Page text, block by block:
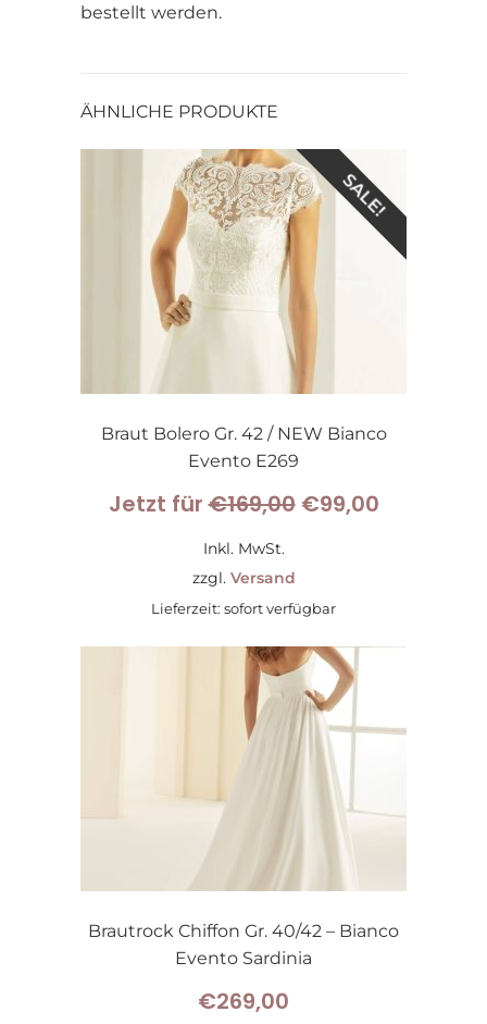
bestellt werden.
ÄHNLICHE PRODUKTE
SALE!
Braut Bolero Gr. 42 / NEW Bianco
Evento E269
Jetzt für€169,00 Ursprünglicher
€169,00
€99,00Aktueller
Inkl. MwSt.
zzgl. Versand
Lieferzeit: sofort verfügbar
Brautrock Chiffon Gr. 40/42 – Bianco
Evento Sardinia
€269,00